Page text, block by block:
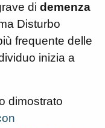
di demenza
Disturbo
frequente delle
inizia a
dimostrato